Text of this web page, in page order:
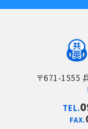
〒671-1555
TEL.
FAX.